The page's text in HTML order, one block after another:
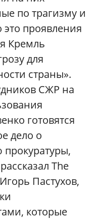
по трагизму и
проявления
Кремль
для
страны».
СЖР на
готовятся
дело о
The
Пастухов,
которые